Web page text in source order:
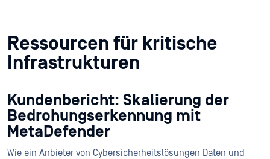
Ressourcen für kritische
Infrastrukturen
Kundenbericht: Skalierung der
Bedrohungserkennung mit
MetaDefender
Wie ein Anbieter von Cybersicherheitslösungen Daten und